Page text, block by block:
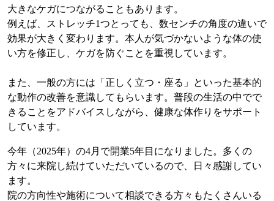
大きなケガにつながることもあります。
例えば、ストレッチ1つとっても、数センチの角度の違いで
効果が大きく変わります。本人が気づかないような体の使
い方を修正し、ケガを防ぐことを重視しています。
また、一般の方には「正しく立つ・座る」といった基本的
な動作の改善を意識してもらいます。普段の生活の中でで
きることをアドバイスしながら、健康な体作りをサポート
しています。
今年（2025年）の4月で開業5年目になりました。多くの
方々に来院し続けていただいているので、日々感謝してい
ます。
院の方向性や施術について相談できる方々もたくさんいる